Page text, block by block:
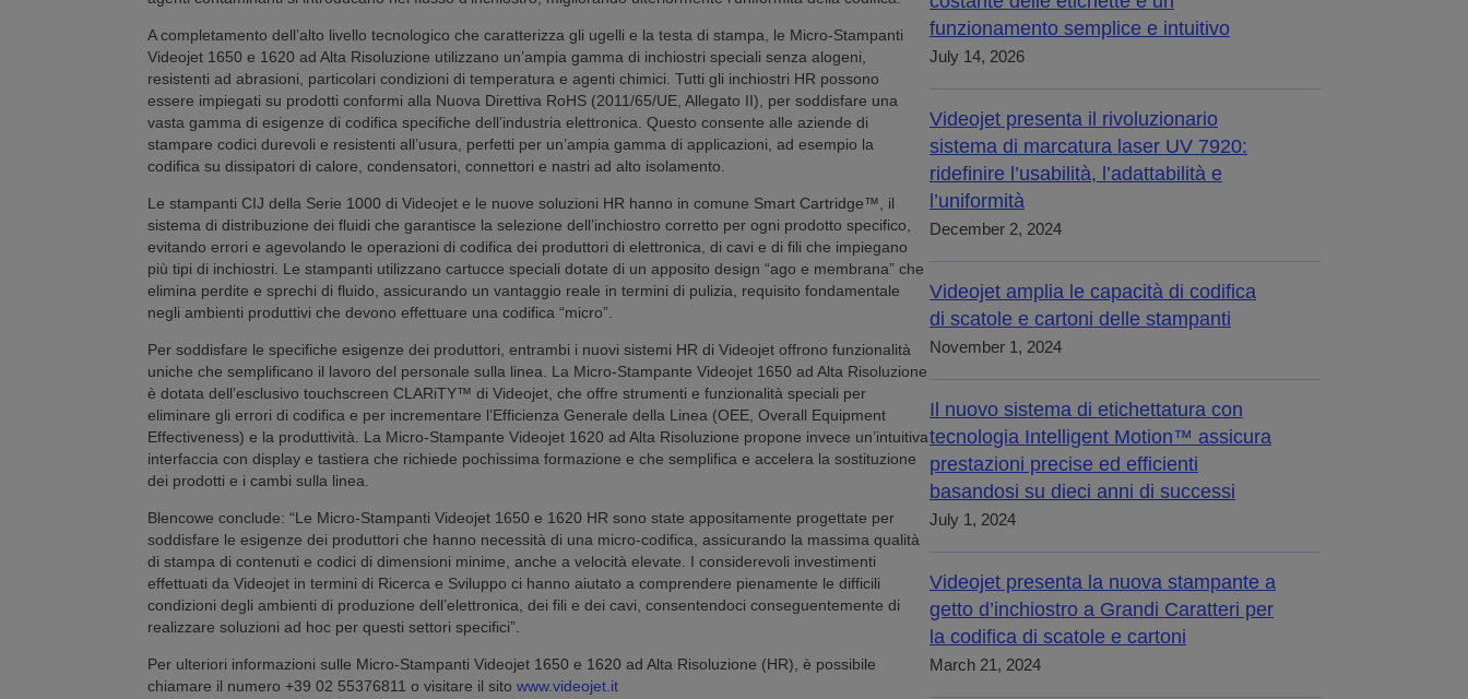
A completamento dell’alto livello tecnologico che caratterizza gli ugelli e la testa di stampa, le Micro-Stampanti
Videojet 1650 e 1620 ad Alta Risoluzione utilizzano un’ampia gamma di inchiostri speciali senza alogeni,
resistenti ad abrasioni, particolari condizioni di temperatura e agenti chimici. Tutti gli inchiostri HR possono
essere impiegati su prodotti conformi alla Nuova Direttiva RoHS (2011/65/UE, Allegato II), per soddisfare una
vasta gamma di esigenze di codifica specifiche dell’industria elettronica. Questo consente alle aziende di
stampare codici durevoli e resistenti all’usura, perfetti per un’ampia gamma di applicazioni, ad esempio la
codifica su dissipatori di calore, condensatori, connettori e nastri ad alto isolamento.
Le stampanti CIJ della Serie 1000 di Videojet e le nuove soluzioni HR hanno in comune Smart Cartridge™, il
sistema di distribuzione dei fluidi che garantisce la selezione dell’inchiostro corretto per ogni prodotto specifico,
evitando errori e agevolando le operazioni di codifica dei produttori di elettronica, di cavi e di fili che impiegano
più tipi di inchiostri. Le stampanti utilizzano cartucce speciali dotate di un apposito design “ago e membrana” che
elimina perdite e sprechi di fluido, assicurando un vantaggio reale in termini di pulizia, requisito fondamentale
negli ambienti produttivi che devono effettuare una codifica “micro”.
Per soddisfare le specifiche esigenze dei produttori, entrambi i nuovi sistemi HR di Videojet offrono funzionalità
uniche che semplificano il lavoro del personale sulla linea. La Micro-Stampante Videojet 1650 ad Alta Risoluzione
è dotata dell’esclusivo touchscreen CLARiTY™ di Videojet, che offre strumenti e funzionalità speciali per
eliminare gli errori di codifica e per incrementare l’Efficienza Generale della Linea (OEE, Overall Equipment
Effectiveness) e la produttività. La Micro-Stampante Videojet 1620 ad Alta Risoluzione propone invece un’intuitiva
interfaccia con display e tastiera che richiede pochissima formazione e che semplifica e accelera la sostituzione
dei prodotti e i cambi sulla linea.
Blencowe conclude: “Le Micro-Stampanti Videojet 1650 e 1620 HR sono state appositamente progettate per
soddisfare le esigenze dei produttori che hanno necessità di una micro-codifica, assicurando la massima qualità
di stampa di contenuti e codici di dimensioni minime, anche a velocità elevate. I considerevoli investimenti
effettuati da Videojet in termini di Ricerca e Sviluppo ci hanno aiutato a comprendere pienamente le difficili
condizioni degli ambienti di produzione dell’elettronica, dei fili e dei cavi, consentendoci conseguentemente di
realizzare soluzioni ad hoc per questi settori specifici”.
Per ulteriori informazioni sulle Micro-Stampanti Videojet 1650 e 1620 ad Alta Risoluzione (HR), è possibile
chiamare il numero +39 02 55376811 o visitare il sito www.videojet.it
funzionamento semplice e intuitivo
July 14, 2026
Videojet presenta il rivoluzionario
sistema di marcatura laser UV 7920:
ridefinire l’usabilità, l’adattabilità e
l’uniformità
December 2, 2024
Videojet amplia le capacità di codifica
di scatole e cartoni delle stampanti
November 1, 2024
Il nuovo sistema di etichettatura con
tecnologia Intelligent Motion™ assicura
prestazioni precise ed efficienti
basandosi su dieci anni di successi
July 1, 2024
Videojet presenta la nuova stampante a
getto d’inchiostro a Grandi Caratteri per
la codifica di scatole e cartoni
March 21, 2024